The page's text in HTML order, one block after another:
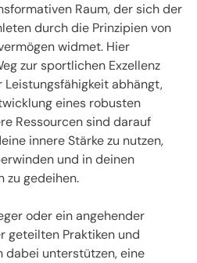
Raum, der sich der
durch die Prinzipien von
widmet. Hier
zur sportlichen Exzellenz
abhängt,
eines robusten
Ressourcen sind darauf
innere Stärke zu nutzen,
und in deinen
zu gedeihen.
oder ein angehender
geteilten Praktiken und
dabei unterstützen, eine